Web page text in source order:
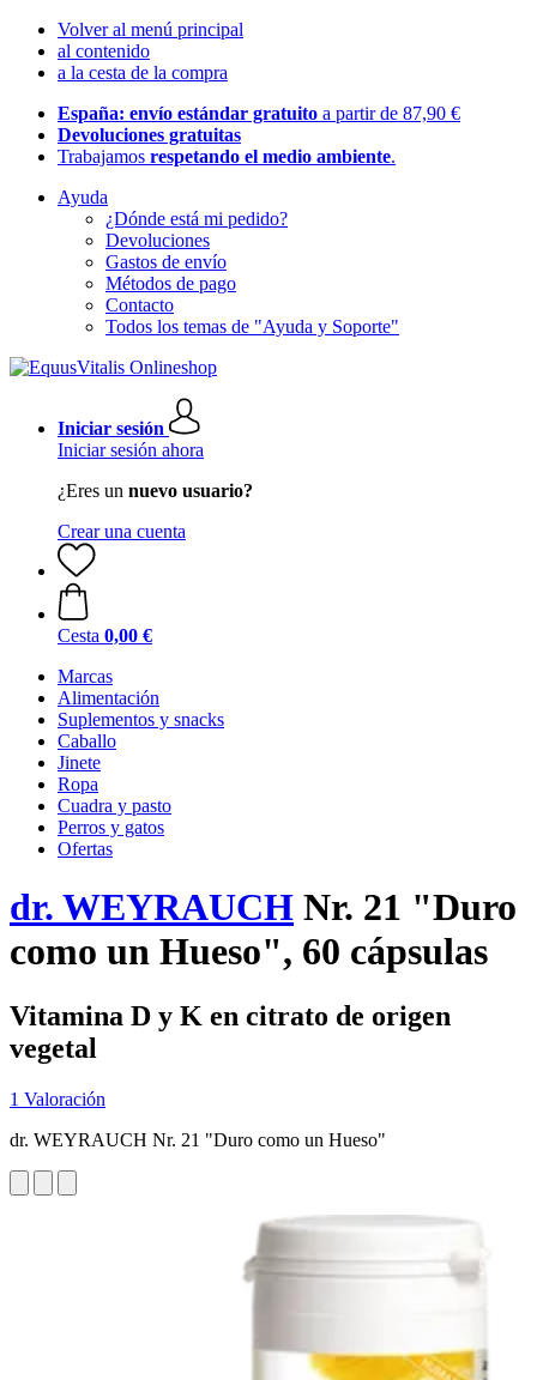
Volver al menú principal
al contenido
a la cesta de la compra
España: envío estándar gratuito a partir de 87,90 €
Devoluciones gratuitas
Trabajamos respetando el medio ambiente.
Ayuda
¿Dónde está mi pedido?
Devoluciones
Gastos de envío
Métodos de pago
Contacto
Todos los temas de "Ayuda y Soporte"
Iniciar sesión
Iniciar sesión ahora
¿Eres un nuevo usuario?
Crear una cuenta
Cesta 0,00 €
Marcas
Alimentación
Suplementos y snacks
Caballo
Jinete
Ropa
Cuadra y pasto
Perros y gatos
Ofertas
dr. WEYRAUCH Nr. 21 "Duro
como un Hueso", 60 cápsulas
Vitamina D y K en citrato de origen
vegetal
1 Valoración
dr. WEYRAUCH Nr. 21 "Duro como un Hueso"